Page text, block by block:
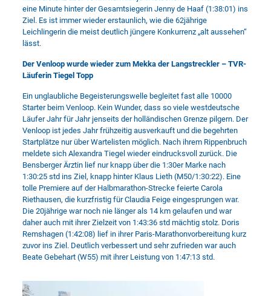
eine Minute hinter der Gesamtsiegerin Jenny de Haaf (1:38:01) ins
Ziel. Es ist immer wieder erstaunlich, wie die 62jährige
Leichlingerin die meist deutlich jüngere Konkurrenz „alt aussehen“
lässt.
Der Venloop wurde wieder zum Mekka der Langstreckler – TVR-
Läuferin Tiegel Topp
Ein unglaubliche Begeisterungswelle begleitet fast alle 10000
Starter beim Venloop. Kein Wunder, dass so viele westdeutsche
Läufer Jahr für Jahr jenseits der holländischen Grenze pilgern. Der
Venloop ist jedes Jahr frühzeitig ausverkauft und die begehrten
Startplätze nur über Wartelisten möglich. Nach ihrem Rippenbruch
meldete sich Alexandra Tiegel wieder eindrucksvoll zurück. Die
Bensberger Ärztin lief nur knapp über die 1:30er Marke nach
1:30:25 std ins Ziel, knapp hinter Klaus Lieth (M50/1:30:22). Eine
tolle Premiere auf der Halbmarathon-Strecke feierte Carola
Riethausen, die kurzfristig für Claudia Feige eingesprungen war.
Die 20jährige war noch nie länger als 14 km gelaufen und war
daher auch mit ihrer Zielzeit von 1:43:36 std mächtig stolz. Doris
Remshagen (1:42:08) lief in ihrer Paris-Marathonvorbereitung kurz
zuvor ins Ziel. Deutlich verbessert und sehr zufrieden war auch
Beate Gebehart (W55) mit ihrer Leistung von 1:47:13 std.